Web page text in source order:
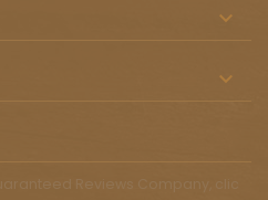

